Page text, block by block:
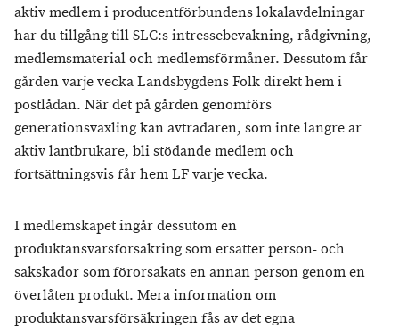
aktiv medlem i producentförbundens lokalavdelningar
har du tillgång till SLC:s intressebevakning, rådgivning,
medlemsmaterial och medlemsförmåner. Dessutom får
gården varje vecka Landsbygdens Folk direkt hem i
postlådan. När det på gården genomförs
generationsväxling kan avträdaren, som inte längre är
aktiv lantbrukare, bli stödande medlem och
fortsättningsvis får hem LF varje vecka.
I medlemskapet ingår dessutom en
produktansvarsförsäkring som ersätter person- och
sakskador som förorsakats en annan person genom en
överlåten produkt. Mera information om
produktansvarsförsäkringen fås av det egna